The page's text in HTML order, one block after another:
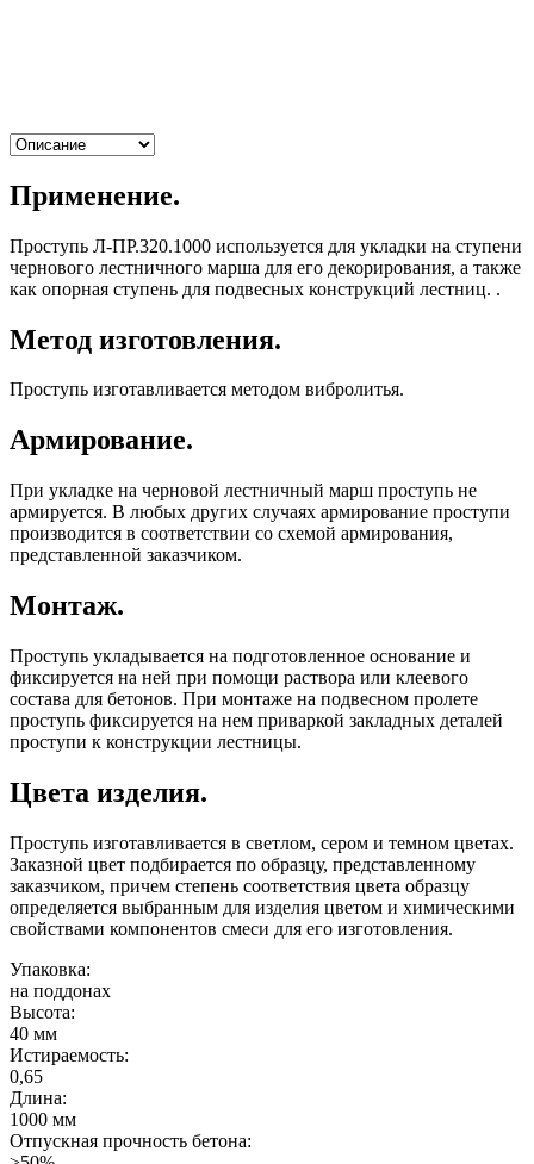
Применение.
Проступь Л-ПР.320.1000 используется для укладки на ступени
чернового лестничного марша для его декорирования, а также
как опорная ступень для подвесных конструкций лестниц. .
Метод изготовления.
Проступь изготавливается методом вибролитья.
Армирование.
При укладке на черновой лестничный марш проступь не
армируется. В любых других случаях армирование проступи
производится в соответствии со схемой армирования,
представленной заказчиком.
Монтаж.
Проступь укладывается на подготовленное основание и
фиксируется на ней при помощи раствора или клеевого
состава для бетонов. При монтаже на подвесном пролете
проступь фиксируется на нем приваркой закладных деталей
проступи к конструкции лестницы.
Цвета изделия.
Проступь изготавливается в светлом, сером и темном цветах.
Заказной цвет подбирается по образцу, представленному
заказчиком, причем степень соответствия цвета образцу
определяется выбранным для изделия цветом и химическими
свойствами компонентов смеси для его изготовления.
Упаковка:
на поддонах
Высота:
40 мм
Истираемость:
0,65
Длина:
1000 мм
Отпускная прочность бетона: